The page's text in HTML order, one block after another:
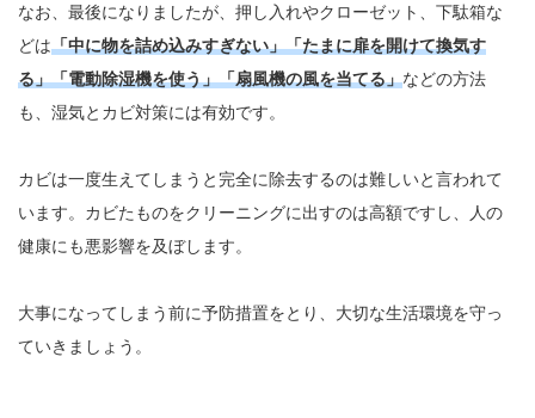
なお、最後になりましたが、押し入れやクローゼット、下駄箱な
どは「中に物を詰め込みすぎない」「たまに扉を開けて換気す
る」「電動除湿機を使う」「扇風機の風を当てる」などの方法
も、湿気とカビ対策には有効です。
カビは一度生えてしまうと完全に除去するのは難しいと言われて
います。カビたものをクリーニングに出すのは高額ですし、人の
健康にも悪影響を及ぼします。
大事になってしまう前に予防措置をとり、大切な生活環境を守っ
ていきましょう。